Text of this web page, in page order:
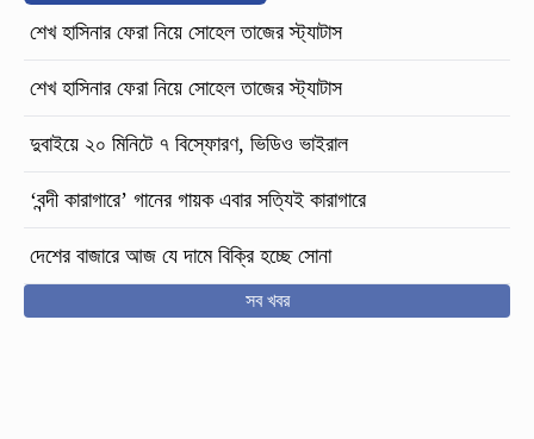
শেখ হাসিনার ফেরা নিয়ে সোহেল তাজের স্ট্যাটাস
শেখ হাসিনার ফেরা নিয়ে সোহেল তাজের স্ট্যাটাস
দুবাইয়ে ২০ মিনিটে ৭ বিস্ফোরণ, ভিডিও ভাইরাল
‘বন্দী কারাগারে’ গানের গায়ক এবার সত্যিই কারাগারে
দেশের বাজারে আজ যে দামে বিক্রি হচ্ছে সোনা
সব খবর